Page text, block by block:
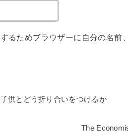
るためブラウザーに自分の名前
供とどう折り合いをつけるか
The